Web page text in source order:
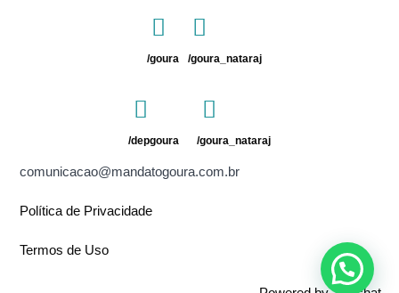
/goura /goura_nataraj
/depgoura /goura_nataraj
comunicacao@mandatogoura.com.br
Política de Privacidade
Termos de Uso